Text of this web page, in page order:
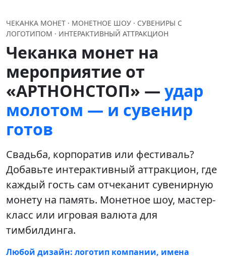
ЧЕКАНКА МОНЕТ · МОНЕТНОЕ ШОУ · СУВЕНИРЫ С
ЛОГОТИПОМ · ИНТЕРАКТИВНЫЙ АТТРАКЦИОН
Чеканка монет на
мероприятие от
«АРТНОНСТОП» — удар
молотом — и сувенир
готов
Свадьба, корпоратив или фестиваль?
Добавьте интерактивный аттракцион, где
каждый гость сам отчеканит сувенирную
монету на память. Монетное шоу, мастер-
класс или игровая валюта для
тимбилдинга.
Любой дизайн: логотип компании, имена